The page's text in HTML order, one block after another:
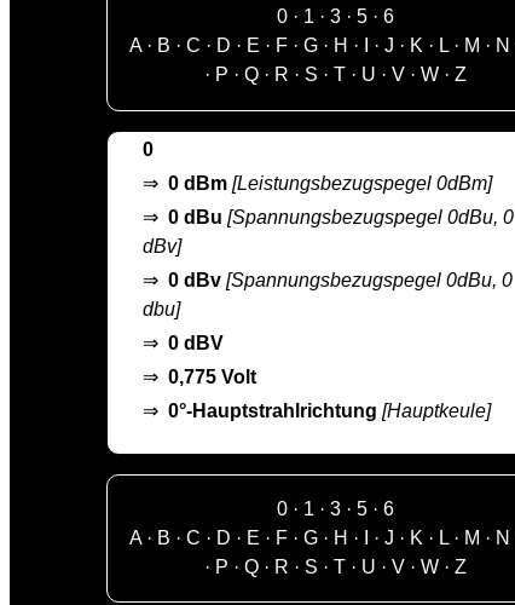
0· 1· 3· 5· 6
A· B ·C · D · E · F ·G · H · ·J · K · L· M · N
· P · Q· R · S · T · U · V · W· Z
0
⇒ 0 dBm [Leistungsbezugspegel 0dBm]
⇒ 0 dBu [Spannungsbezugspegel 0dBu, 0
dBv]
⇒ 0 dBv [Spannungsbezugspegel 0dBu, 0
dbu]
⇒ 0 dBV
⇒ 0,775 Volt
⇒ 0°-Hauptstrahlrichtung [Hauptkeule]
0· 1 · 3· 5· 6
A· B ·C · D · E · F ·G · H · ·J · K · L · M · N
· P · Q· R · S · T· U · V· W· Z